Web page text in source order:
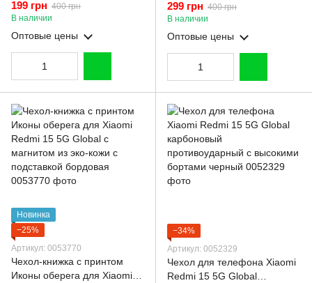
(Полная защита камеры)
199 грн 400 грн
В наличии
Оптовые цены
Redmi 15 5G Global с
магнитом из эко-кожи с
подставкой черная
299 грн 400 грн
В наличии
Оптовые цены
Новинка
−25%
Артикул: 0053770
Чехол-книжка с принтом
Иконы оберега для Xiaomi
−34%
Артикул: 0052329
Чехол для телефона Xiaomi
Redmi 15 5G Global